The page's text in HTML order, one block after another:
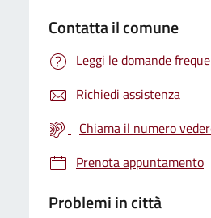
Contatta il comune
Leggi le domande
Richiedi assistenza
Chiama il numero
Prenota appuntamento
Problemi in città